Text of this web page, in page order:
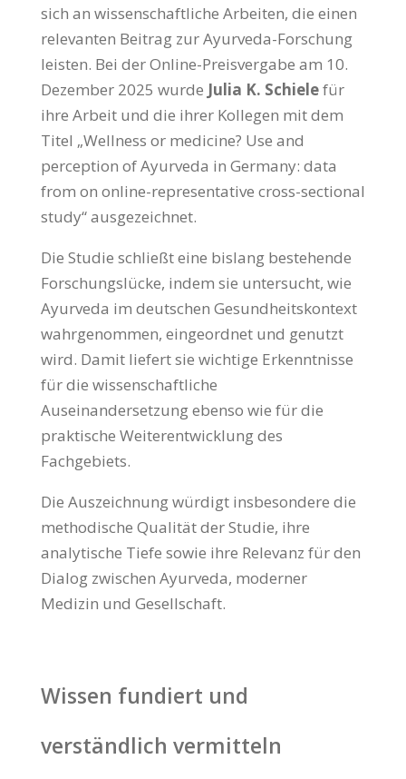
sich an wissenschaftliche Arbeiten, die einen
relevanten Beitrag zur Ayurveda-Forschung
leisten. Bei der Online-Preisvergabe am 10.
Dezember 2025 wurde Julia K. Schielefür
ihre Arbeit und die ihrer Kollegen mit dem
Titel „Wellness or medicine? Use and
perception of Ayurveda in Germany: data
from on online-representative cross-sectional
study“ ausgezeichnet.
Die Studie schließt eine bislang bestehende
Forschungslücke, indem sie untersucht, wie
Ayurveda im deutschen Gesundheitskontext
wahrgenommen, eingeordnet und genutzt
wird. Damit liefert sie wichtige Erkenntnisse
für die wissenschaftliche
Auseinandersetzung ebenso wie für die
praktische Weiterentwicklung des
Fachgebiets.
Die Auszeichnung würdigt insbesondere die
methodische Qualität der Studie, ihre
analytische Tiefe sowie ihre Relevanz für den
Dialog zwischen Ayurveda, moderner
Medizin und Gesellschaft.
Wissen fundiert und
verständlich vermitteln